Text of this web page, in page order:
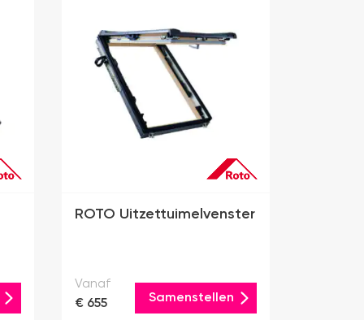
ROTO Uitzettuimelvenster
Vanaf
€ 655
Samenstellen